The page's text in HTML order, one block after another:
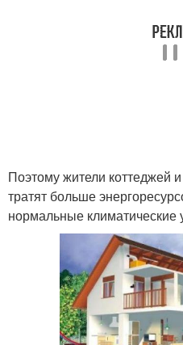
Поэтому жители коттеджей
тратят больше
нормальные климатические